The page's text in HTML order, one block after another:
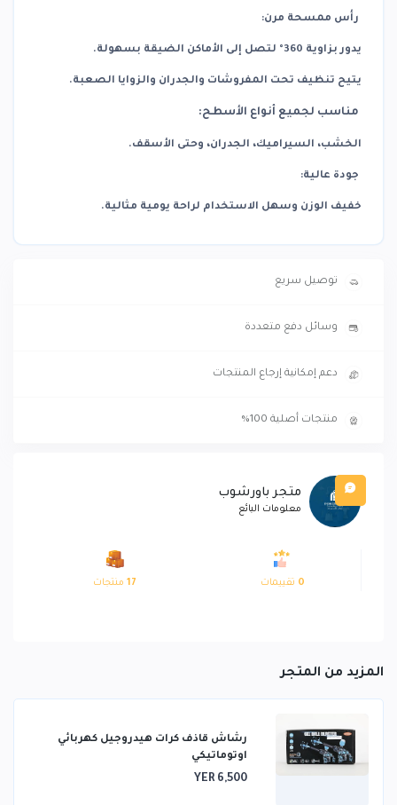
رأس ممسحة مرن:
يدور بزاوية 360° لتصل إلى الأماكن الضيقة بسهولة.
يتيح تنظيف تحت المفروشات والجدران والزوايا الصعبة.
مناسب لجميع أنواع الأسطح:
الخشب، السيراميك، الجدران، وحتى الأسقف.
جودة عالية:
خفيف الوزن وسهل الاستخدام لراحة يومية مثالية.
توصيل سريع
وسائل دفع متعددة
دعم إمكانية إرجاع المنتجات
منتجات أصلية 100%
متجر باورشوب
معلومات البائع
0 تقييمات 17 منتجات
المزيد من المتجر
رشاش قاذف كرات هيدروجيل كهربائي
اوتوماتيكي
YER 6,500